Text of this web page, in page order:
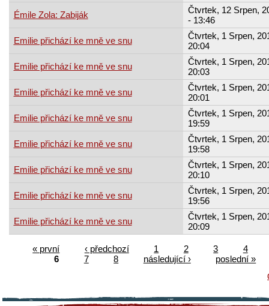
Émile Zola: Zabiják
Čtvrtek, 12 Srpen,
- 13:46
Emilie přichází ke mně ve snu
Čtvrtek, 1 Srpen,
20:04
Emilie přichází ke mně ve snu
Čtvrtek, 1 Srpen,
20:03
Emilie přichází ke mně ve snu
Čtvrtek, 1 Srpen,
20:01
Emilie přichází ke mně ve snu
Čtvrtek, 1 Srpen,
19:59
Emilie přichází ke mně ve snu
Čtvrtek, 1 Srpen,
19:58
Emilie přichází ke mně ve snu
Čtvrtek, 1 Srpen,
20:10
Emilie přichází ke mně ve snu
Čtvrtek, 1 Srpen,
19:56
Emilie přichází ke mně ve snu
Čtvrtek, 1 Srpen,
20:09
« první ‹ předchozí 1 2 3
4
6
7 8 následující ›
poslední »